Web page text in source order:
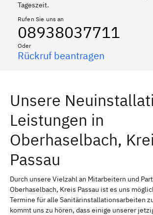
Tageszeit.
Rufen Sie uns an
08938037711
Oder
Rückruf beantragen
Unsere
Leistungen in
Oberhaselbach,
Passau
Durch unsere Vielzahl an Mitarbeitern und
Oberhaselbach, Kreis Passau ist es uns
Termine für alle Sanitärinstallationsarbeiten
kommt uns zu hören, dass einige unserer